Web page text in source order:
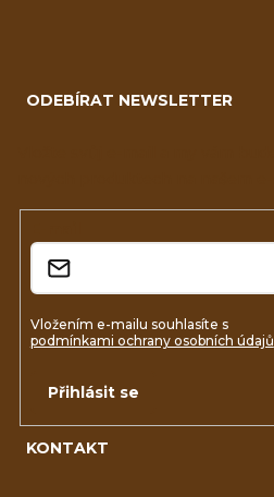
KONTAKT
ODEBÍRAT NEWSLETTER
Vložením e-mailu souhlasíte s
podmínkami ochrany osobních údajů
Přihlásit se